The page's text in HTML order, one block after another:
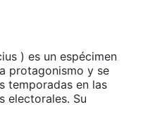
) es un espécimen
protagonismo y se
temporadas en las
electorales. Su